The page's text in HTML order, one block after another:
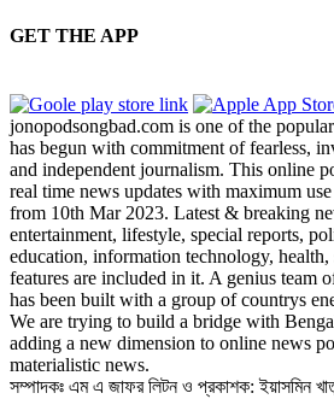
GET THE APP
jonopodsongbad.com is one of the
has begun with commitment of fearless,
and independent journalism. This online
real time news updates with maximum
from 10th Mar 2023. Latest & breaking
entertainment, lifestyle, special reports,
education, information technology, health,
features are included in it. A genius team
has been built with a group of countrys
We are trying to build a bridge with
adding a new dimension to online news
materialistic news.
সম্পাদকঃ এম এ জাফর লিটন ও প্রকাশক: ইয়াসমিন